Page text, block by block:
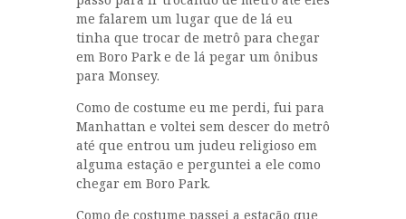
me falarem um lugar que de lá eu
tinha que trocar de metrô para chegar
em Boro Park e de lá pegar um ônibus
para Monsey.
Como de costume eu me perdi, fui para
Manhattan e voltei sem descer do metrô
até que entrou um judeu religioso em
alguma estação e perguntei a ele como
chegar em Boro Park.
Como de costume passei a estação que